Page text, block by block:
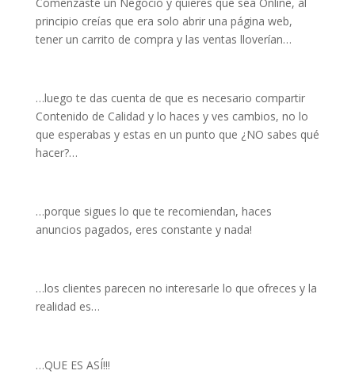
principio creías que era solo abrir una página web,
tener un carrito de compra y las ventas lloverían…
…luego te das cuenta de que es necesario compartir
Contenido de Calidad y lo haces y ves cambios, no lo
que esperabas y estas en un punto que ¿NO sabes qué
hacer?…
…porque sigues lo que te recomiendan, haces
anuncios pagados, eres constante y nada!
…los clientes parecen no interesarle lo que ofreces y la
realidad es…
…QUE ES ASÍ!!!